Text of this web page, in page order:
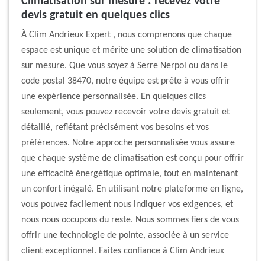
devis gratuit en quelques clics
À Clim Andrieux Expert , nous comprenons que chaque
espace est unique et mérite une solution de climatisation
sur mesure. Que vous soyez à Serre Nerpol ou dans le
code postal 38470, notre équipe est prête à vous offrir
une expérience personnalisée. En quelques clics
seulement, vous pouvez recevoir votre devis gratuit et
détaillé, reflétant précisément vos besoins et vos
préférences. Notre approche personnalisée vous assure
que chaque système de climatisation est conçu pour offrir
une efficacité énergétique optimale, tout en maintenant
un confort inégalé. En utilisant notre plateforme en ligne,
vous pouvez facilement nous indiquer vos exigences, et
nous nous occupons du reste. Nous sommes fiers de vous
offrir une technologie de pointe, associée à un service
client exceptionnel. Faites confiance à Clim Andrieux